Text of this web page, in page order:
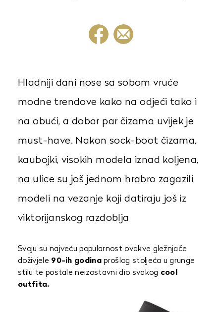
Hladniji dani nose sa sobom vruće
modne trendove kako na odjeći tako i
na obući, a dobar par čizama uvijek je
must-have. Nakon sock-boot čizama,
kaubojki, visokih modela iznad koljena,
na ulice su još jednom hrabro zagazili
modeli na vezanje koji datiraju još iz
viktorijanskog razdoblja
Svoju su najveću popularnost ovakve gležnjače
doživjele 90-ih godina prošlog stoljeća u grunge
stilu te postale neizostavni dio svakog cool
outfita.